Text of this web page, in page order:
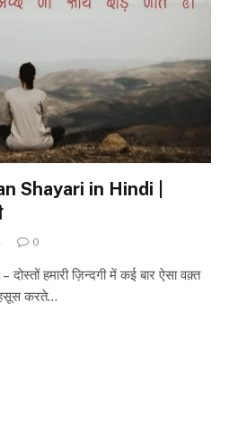
Shayari in Hindi |
0
हमारी ज़िन्दगी में कई बार ऐसा वक़्त
करते…